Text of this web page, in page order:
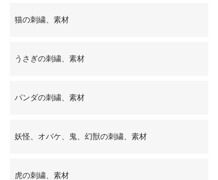
猫の刺繍、素材
うさぎの刺繍、素材
パンダの刺繍、素材
妖怪、オバケ、鬼、幻獣の刺繍、素材
虎の刺繍、素材